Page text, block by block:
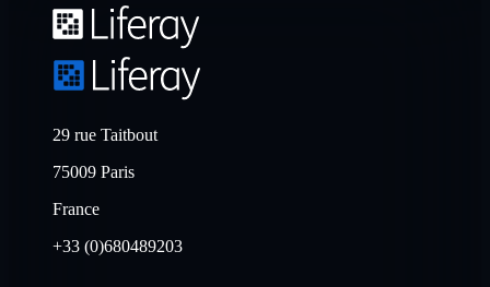
29 rue Taitbout
75009 Paris
France
+33 (0)680489203